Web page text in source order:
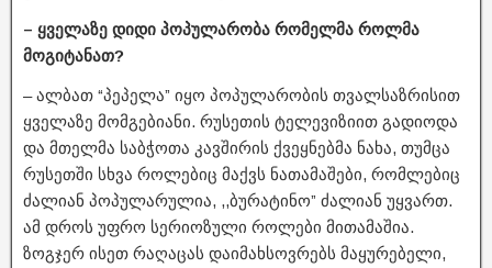
– ყველაზე დიდი პოპულარობა რომელმა როლმა
მოგიტანათ?
– ალბათ “პეპელა” იყო პოპულარობის თვალსაზრისით
ყველაზე მომგებიანი. რუსეთის ტელევიზიით გადიოდა
და მთელმა საბჭოთა კავშირის ქვეყნებმა ნახა, თუმცა
რუსეთში სხვა როლებიც მაქვს ნათამაშები, რომლებიც
ძალიან პოპულარულია, ,,ბურატინო” ძალიან უყვართ.
ამ დროს უფრო სერიოზული როლები მითამაშია.
ზოგჯერ ისეთ რაღაცას დაიმახსოვრებს მაყურებელი,